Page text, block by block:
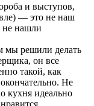
и выступов,
— это не наш
не нашли
мы решили делать
он все
такой, как
Не
кухня идеально